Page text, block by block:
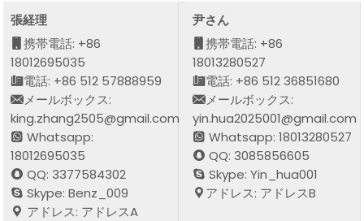
張経理
携帯電話: +86
18012695035
電話: +86 512 57888959
メールボックス:
king.zhang2505@gmail.com
Whatsapp:
18012695035
QQ: 3377584302
Skype: Benz_009
アドレス: アドレスA
尹さん
携帯電話: +86
18013280527
電話: +86 512 36851680
メールボックス:
yin.hua2025001@gmail.com
Whatsapp: 18013280527
QQ: 3085856605
Skype: Yin_hua001
アドレス: アドレスB